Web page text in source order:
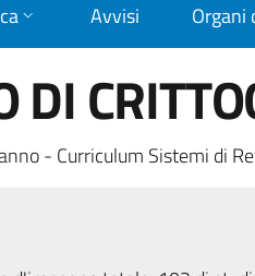
Avvisi Organi
DI
- Curriculum Sistemi di